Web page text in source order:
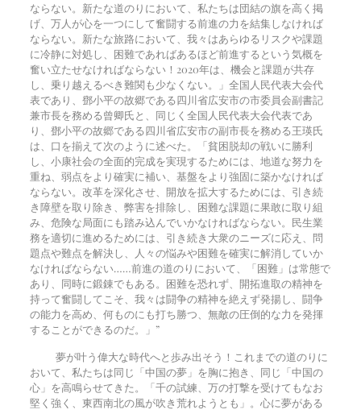
ならない。新たな道のりにおいて、私たちは団結の旗を高く掲
げ、万人が心を一つにして奮闘する前進の力を結集しなければ
ならない。新たな旅路において、我々はあらゆるリスクや課題
に冷静に対処し、困難であればあるほど前進するという気概を
奮い立たせなければならない！2020年は、機会と課題が共存
し、乗り越えるべき難関も少なくない。」全国人民代表大会代
表であり、鄧小平の故郷である四川省広安市の市委員会副書記
兼市長を務める曾卿氏と、同じく全国人民代表大会代表であ
り、鄧小平の故郷である四川省広安市の副市長を務める王瑛氏
は、口を揃えて次のように述べた。「貧困脱却の戦いに勝利
し、小康社会の全面的完成を実現するためには、地道な努力を
重ね、弱点をより確実に補い、基盤をより強固に築かなければ
ならない。改革を深化させ、開放を拡大するためには、引き続
き障壁を取り除き、弊害を排除し、困難な課題に果敢に取り組
み、危険な局面にも踏み込んでいかなければならない。民生業
務を適切に進めるためには、引き続き大衆のニーズに応え、問
題点や難点を解決し、人々の悩みや困難を確実に解消していか
なければならない……前進の道のりにおいて、「困難」は常態で
あり、同時に鍛錬でもある。困難を恐れず、開拓進取の精神を
持って奮闘してこそ、我々は闘争の精神を絶えず発揚し、闘争
の能力を高め、何ものにも打ち勝つ、無敵の圧倒的な力を発揮
することができるのだ。」”
夢が叶う偉大な時代へと歩み出そう！これまでの道のりに
おいて、私たちは同じ「中国の夢」を胸に抱き、同じ「中国の
心」を高鳴らせてきた。「千の試練、万の打撃を受けてもなお
堅く強く、東西南北の風が吹き荒れようとも」。心に夢がある